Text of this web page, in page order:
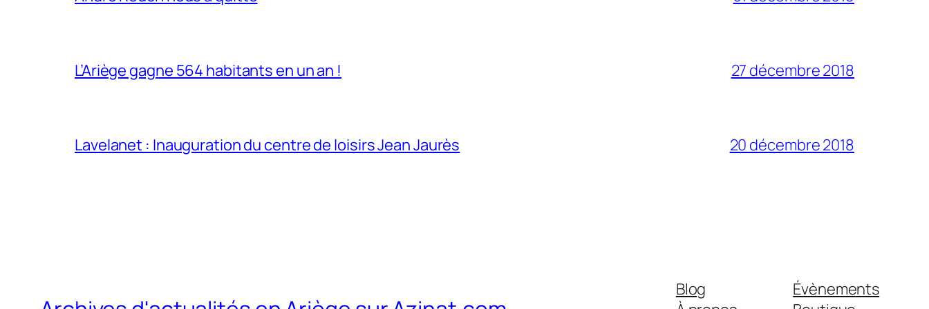
L’Ariège gagne 564 habitants en un an ! 27 décembre 2018
Lavelanet : Inauguration du centre de loisirs Jean Jaurès 20 décembre 2018
Blog
Évènements